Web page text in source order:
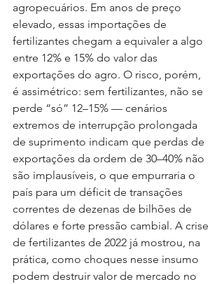
agropecuários. Em anos de preço
elevado, essas importações de
fertilizantes chegam a equivaler a algo
entre 12% e 15% do valor das
exportações do agro. O risco, porém,
é assimétrico: sem fertilizantes, não se
perde “só” 12–15% — cenários
extremos de interrupção prolongada
de suprimento indicam que perdas de
exportações da ordem de 30–40% não
são implausíveis, o que empurraria o
país para um déficit de transações
correntes de dezenas de bilhões de
dólares e forte pressão cambial. A crise
de fertilizantes de 2022 já mostrou, na
prática, como choques nesse insumo
podem destruir valor de mercado no